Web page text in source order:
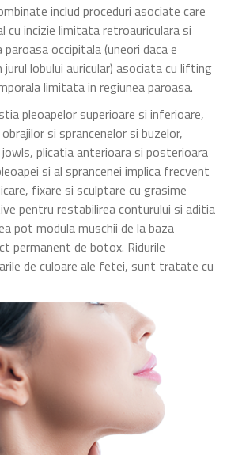
includ proceduri asociate care
cu incizie limitata retroauriculara si
occipitala (uneori daca e
lobului auricular) asociata cu lifting
limitata in regiunea paroasa.
pleoapelor superioare si inferioare,
si sprancenelor si buzelor,
plicatia anterioara si posterioara
si al sprancenei implica frecvent
fixare si sculptare cu grasime
pentru restabilirea conturului si aditia
pot modula muschii de la baza
permanent de botox. Ridurile
de culoare ale fetei, sunt tratate cu